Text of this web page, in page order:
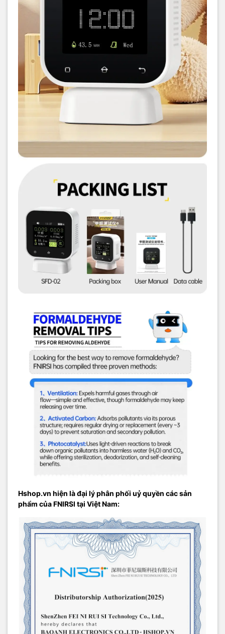
Hshop.vn hiện là đại lý phân phối uỷ quyền các sản
phẩm của FNIRSI tại Việt Nam:
Hshop.vn hiện là đại lý phân phối uỷ quyền các sản phẩm của
FNIRSI tại Việt Nam: